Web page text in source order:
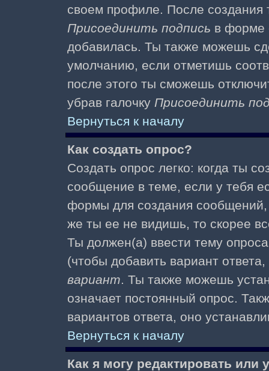
своем профиле. После создания
Присоединить подпись в форме
добавилась. Ты также можешь
умолчанию, если отметишь
после этого ты сможешь
убрав галочку Присоединить
Вернуться к началу
Как создать опрос?
Создать опрос легко: когда ты
сообщение в теме, если у тебя
формы для создания
же ты ее не видишь, то скорее
Ты должен(а) ввести тему
(чтобы добавить вариант
вариант. Ты также можешь
означает постоянный опрос.
вариантов ответа, оно
Вернуться к началу
Как я могу редактировать или